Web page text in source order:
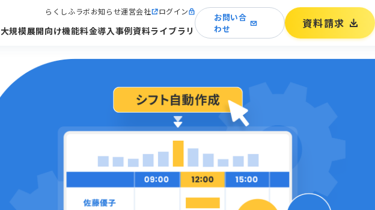
らくしふラボお知らせ運営会社 ログイン
大規模展開向け機能料金導入事例資料ライブラリ
お問い合
わせ
資料請求